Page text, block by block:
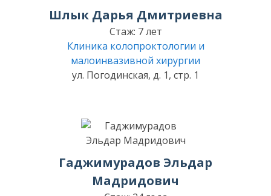
Шлык Дарья Дмитриевна
Стаж: 7 лет
Клиника колопроктологии и
малоинвазивной хирургии
ул. Погодинская, д. 1, стр. 1
Гаджимурадов Эльдар
Мадридович